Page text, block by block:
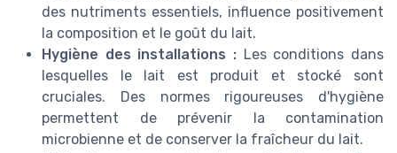
des nutriments essentiels, influence positivement
la composition et le goût du lait.
Hygiène des installations : Les conditions dans
lesquelles le lait est produit et stocké sont
cruciales. Des normes rigoureuses d'hygiène
permettent de prévenir la contamination
microbienne et de conserver la fraîcheur du lait.